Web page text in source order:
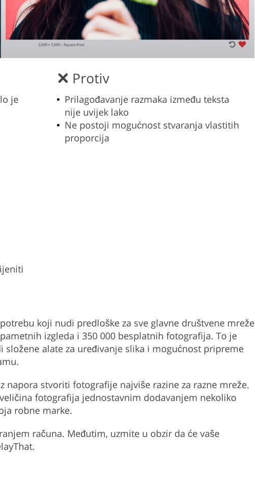
je
Protiv
Prilagođavanje razmaka između teksta
nije uvijek lako
Ne postoji mogućnost stvaranja vlastitih
proporcija
koji nudi predloške za sve glavne društvene mreže
izgleda i 350 000 besplatnih fotografija. To je
složene alate za uređivanje slika i mogućnost pripreme
napora stvoriti fotografije najviše razine za razne mreže.
fotografija jednostavnim dodavanjem nekoliko
robne marke.
računa. Međutim, uzmite u obzir da će vaše